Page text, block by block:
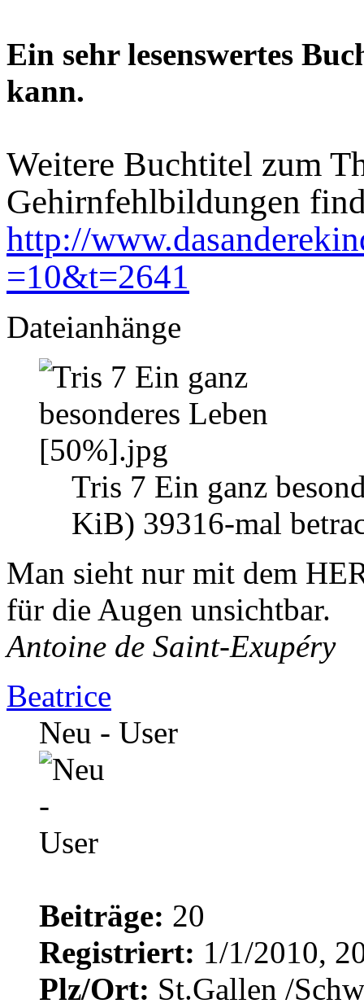
Ein sehr lesenswertes
kann.
Weitere Buchtitel zum
Gehirnfehlbildungen
http://
=10&t=2641
Dateianhänge
Tris 7 Ein ganz
KiB) 39316-mal
Man sieht nur mit dem
für die Augen unsichtbar.
Antoine de Saint-Exupéry
Beatrice
Neu - User
Beiträge: 20
Registriert: 1/1/2010,
Plz/Ort: St.Gallen /